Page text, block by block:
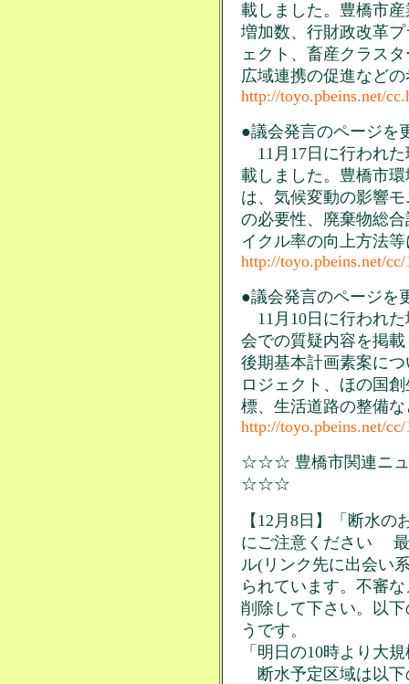
載しました。豊橋市
増加数、行財政改革
ェクト、畜産クラス
広域連携の促進など
http://toyo.pbeins.net/
●議会発言のページを
11月17日に行われ
載しました。豊橋市
は、気候変動の影響
の必要性、廃棄物総
イクル率の向上方法
http://toyo.pbeins.net/
●議会発言のページを
11月10日に行われ
会での質疑内容を掲
後期基本計画素案に
ロジェクト、ほの国
標、生活道路の整備
http://toyo.pbeins.net/
☆☆☆ 豊橋市関連ニュ
☆☆☆
【12月8日】「断水
にご注意ください 最
ル(リンク先に出会い
られています。不審
削除して下さい。以
うです。
「明日の10時より大
断水予定区域は以下